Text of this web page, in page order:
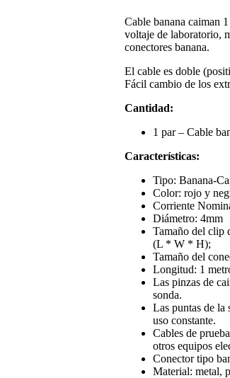
Cable banana caiman
voltaje de laboratorio,
conectores banana.
El cable es doble
Fácil cambio de los
Cantidad:
1 par – Cable
Características:
Tipo: Banana-
Color: rojo y
Corriente
Diámetro: 4mm
Tamaño del clip
(L * W * H);
Tamaño del
Longitud: 1
Las pinzas de
sonda.
Las puntas de la
uso constante.
Cables de
otros equipos
Conector tipo
Material: metal,